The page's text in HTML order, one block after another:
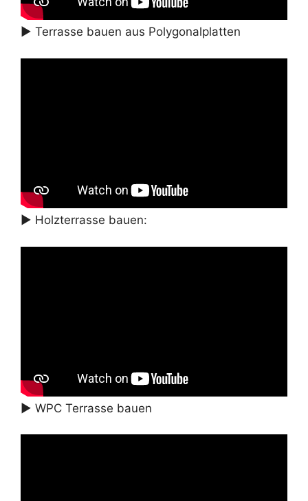
► Terrasse bauen aus Polygonalplatten
► Holzterrasse bauen:
► WPC Terrasse bauen